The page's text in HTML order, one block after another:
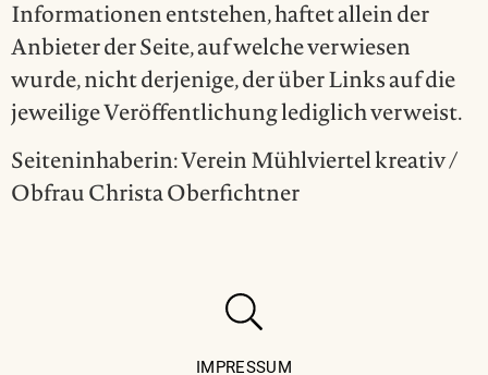
Informationen entstehen, haftet allein der
Anbieter der Seite, auf welche verwiesen
wurde, nicht derjenige, der über Links auf die
jeweilige Veröffentlichung lediglich verweist.
Seiteninhaberin: Verein Mühlviertel kreativ /
Obfrau Christa Oberfichtner
IMPRESSUM